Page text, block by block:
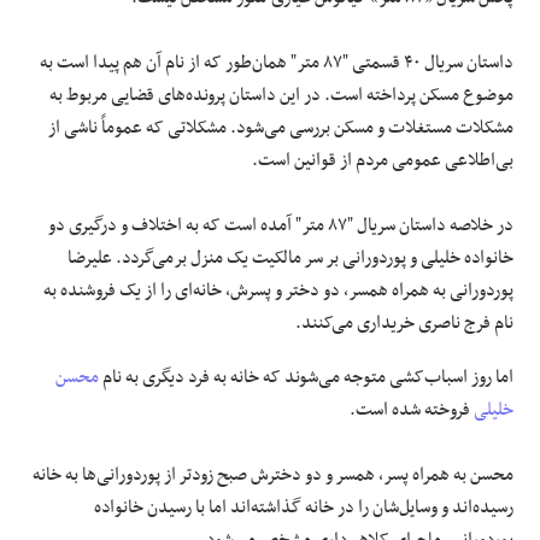
داستان سریال ۴۰ قسمتی "۸۷ متر" همان‌طور که از نام آن هم پیدا است به
موضوع مسکن پرداخته است. در این داستان پرونده‌های قضایی مربوط به
مشکلات مستغلات و مسکن بررسی می‌شود. مشکلاتی که عموماً ناشی از
بی‌اطلاعی عمومی مردم از قوانین است.
در خلاصه داستان سریال "۸۷ متر" آمده است که به اختلاف و درگیری دو
خانواده خلیلی و پوردورانی بر سر مالکیت یک منزل برمی‌گردد. علیرضا
پوردورانی به همراه همسر، دو دختر و پسرش، خانه‌ای را از یک فروشنده به
نام فرج ناصری خریداری می‌کنند.
اما روز اسباب‌کشی متوجه می‌شوند که خانه به فرد دیگری به ناممحسن
خلیلیفروخته شده است.
محسن به همراه پسر، همسر و دو دخترش صبح زودتر از پوردورانی‌ها به خانه
رسیده‌اند و وسایل‌شان را در خانه گذاشته‌اند اما با رسیدن خانواده